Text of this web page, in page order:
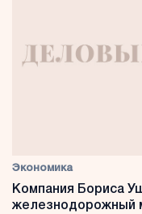
Экономика
Компания Бориса
железнодорожный